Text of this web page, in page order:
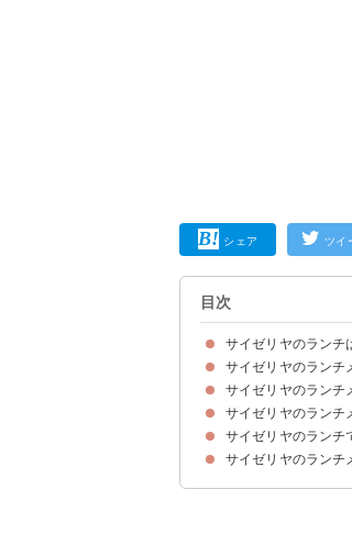
シェア ツイ
目次
サイゼリヤのランチ
サイゼリヤのランチ
サイゼリヤのランチ
サイゼリヤのランチ
サイゼリヤのランチ
ランチドリンクバー
ライスはパンに変更
サイゼリヤのランチ
①タラコソースシシ
②スパゲッティアラ
③ミートソースボロ
④タラコとエビのド
⑤オニオンソースの
⑥デミグラスソース
⑦牛100％オニオン
⑧牛100％デミグラ
サイゼリヤのランチ
サイゼリヤのランチ
サイゼリヤのランチ
サイゼリヤのランチ
サイゼリヤランチで
サイゼリヤのランチ